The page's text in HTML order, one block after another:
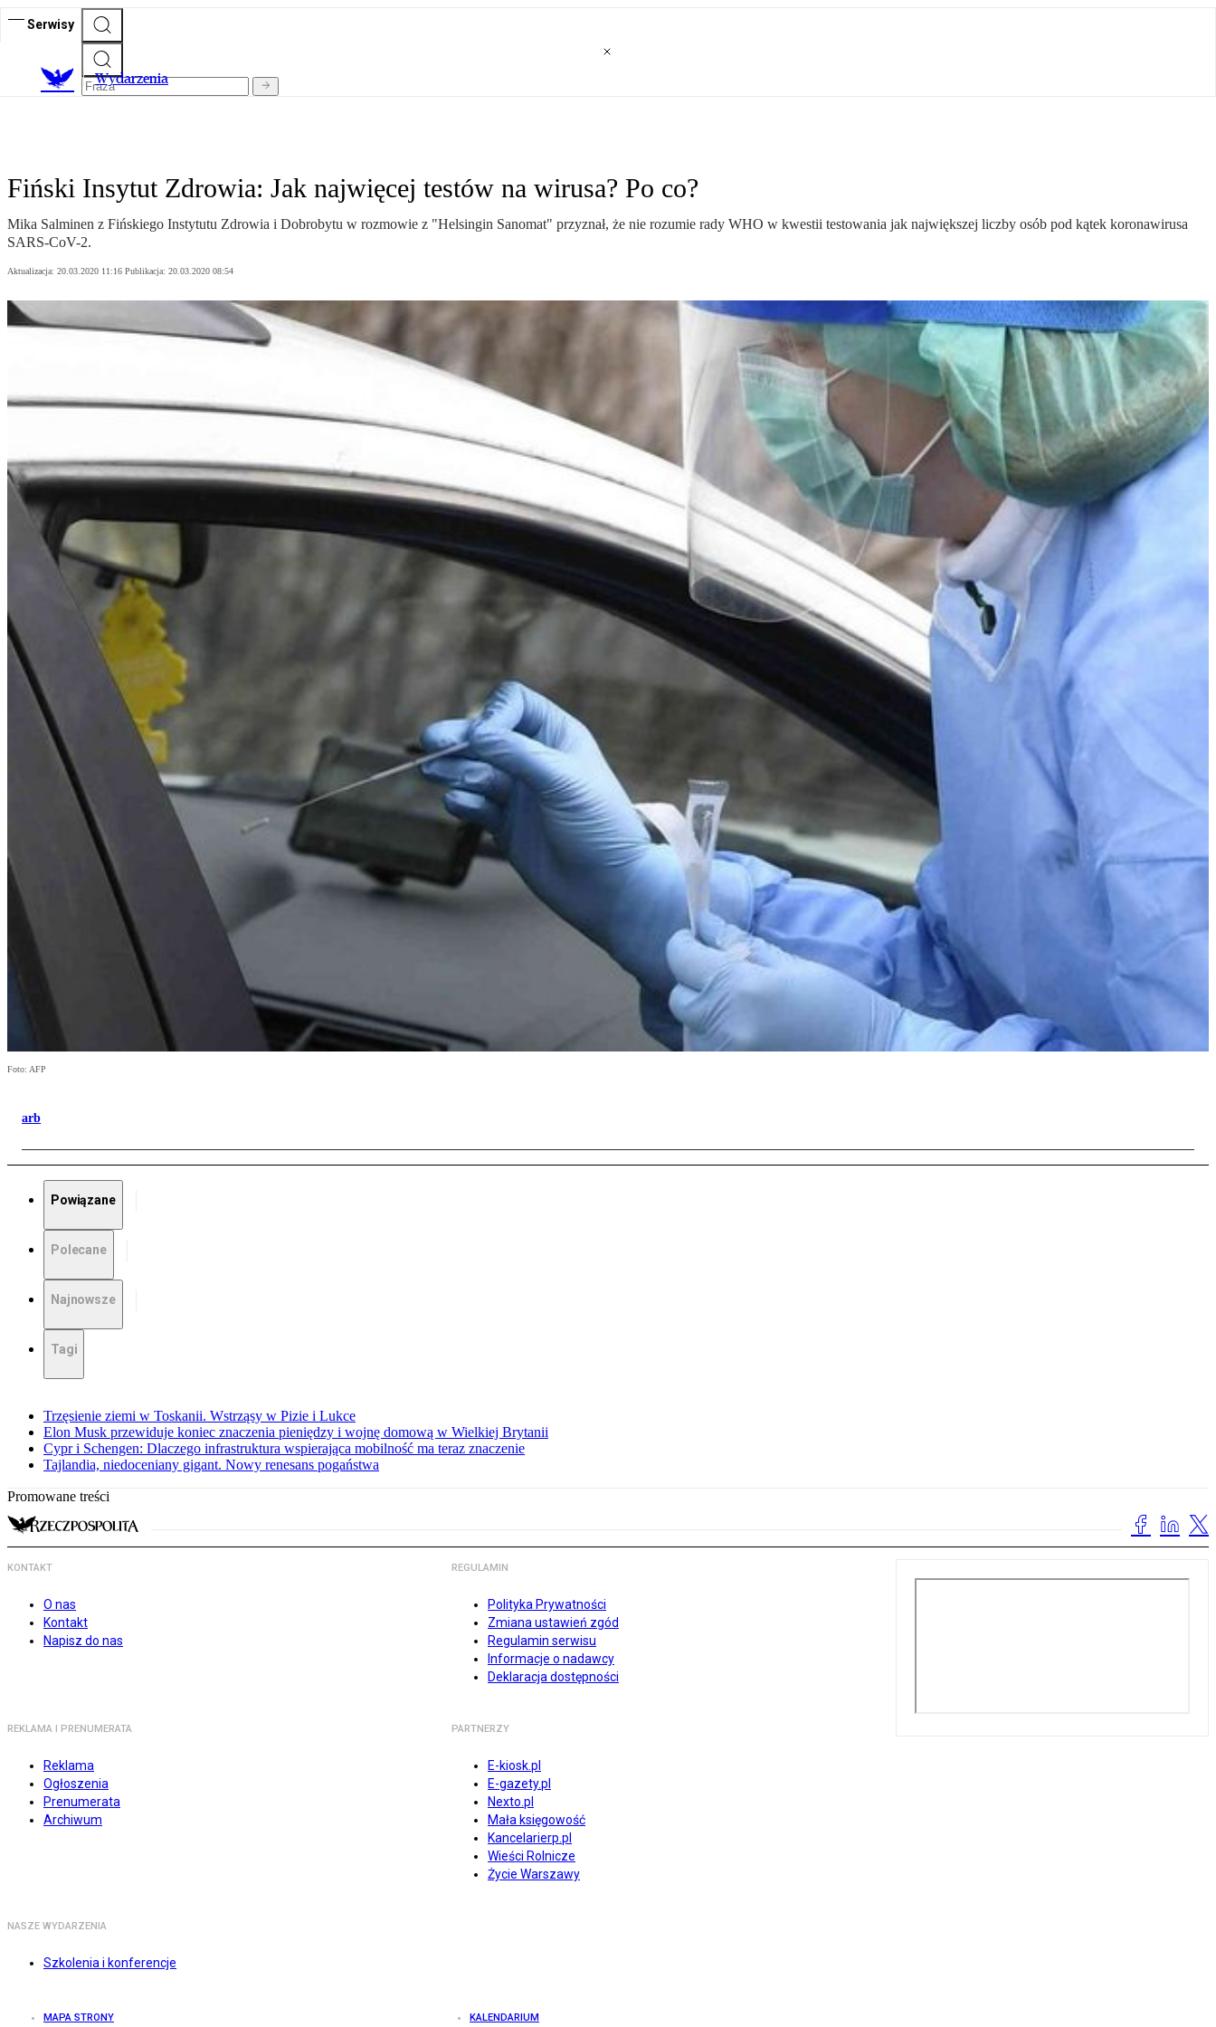
Serwisy
Wydarzenia
Fiński Insytut Zdrowia: Jak najwięcej testów na wirusa? Po co?
Mika Salminen z Fińskiego Instytutu Zdrowia i Dobrobytu w rozmowie z "Helsingin Sanomat" przyznał, że nie rozumie rady WHO w kwestii testowania jak największej liczby osób pod kątek koronawirusa
SARS-CoV-2.
Aktualizacja: 20.03.2020 11:16 Publikacja: 20.03.2020 08:54
Foto: AFP
arb
Powiązane
Polecane
Najnowsze
Tagi
Trzęsienie ziemi w Toskanii. Wstrząsy w Pizie i Lukce
Elon Musk przewiduje koniec znaczenia pieniędzy i wojnę domową w Wielkiej Brytanii
Cypr i Schengen: Dlaczego infrastruktura wspierająca mobilność ma teraz znaczenie
Tajlandia, niedoceniany gigant. Nowy renesans pogaństwa
Promowane treści
KONTAKT
O nas
Kontakt
Napisz do nas
REGULAMIN
Polityka Prywatności
Zmiana ustawień zgód
Regulamin serwisu
Informacje o nadawcy
Deklaracja dostępności
REKLAMA I PRENUMERATA
Reklama
Ogłoszenia
Prenumerata
Archiwum
PARTNERZY
E-kiosk.pl
E-gazety.pl
Nexto.pl
Mała księgowość
Kancelarierp.pl
Wieści Rolnicze
Życie Warszawy
NASZE WYDARZENIA
Szkolenia i konferencje
MAPA STRONY KALENDARIUM